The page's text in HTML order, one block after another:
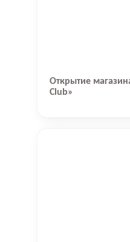
Открытие
Club»